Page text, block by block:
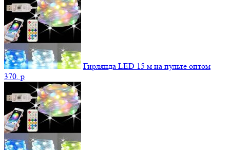
Гирлянда LED 15 м на пульте оптом
370. p